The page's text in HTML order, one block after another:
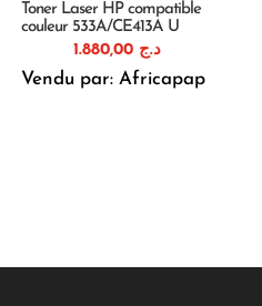
Toner Laser HP compatible
couleur 533A/CE413A U
د.ج 1.880,00
Vendu par: Africapap